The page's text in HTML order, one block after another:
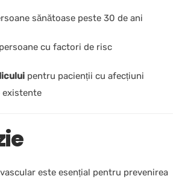
sănătoase peste 30 de ani
cu factori de risc
pentru pacienții cu afecțiuni
existente
este esențial pentru prevenirea